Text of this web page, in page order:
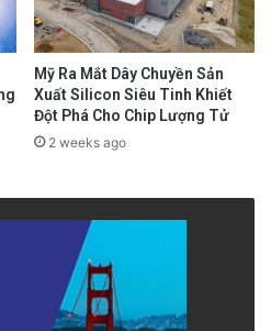
Mỹ Ra Mắt Dây Chuyền Sản
Xuất Silicon Siêu Tinh Khiết
Đột Phá Cho Chip Lượng Tử
2 weeks ago